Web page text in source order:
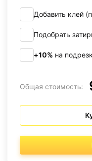
Добавить клей
Подобрать
+10% на
Общая стоимость: